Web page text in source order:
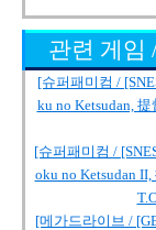
관련 게임
[슈퍼패미컴 /
ku no Ketsudan,
[슈퍼패미컴 /
oku no Ketsudan
[메가드라이브 /